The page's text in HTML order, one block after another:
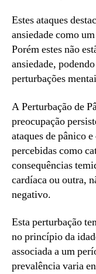
Estes ataques
ansiedade como
Porém estes não
ansiedade,
perturbações
A Perturbação de
preocupação
ataques de pânico
percebidas como
consequências
cardíaca ou outra,
negativo.
Esta perturbação
no princípio da
associada a um
prevalência varia